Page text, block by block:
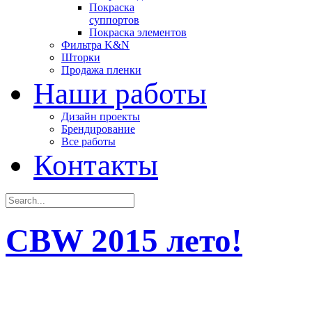
Покраска
суппортов
Покраска элементов
Фильтра K&N
Шторки
Продажа пленки
Наши работы
Дизайн проекты
Брендирование
Все работы
Контакты
CBW 2015 лето!